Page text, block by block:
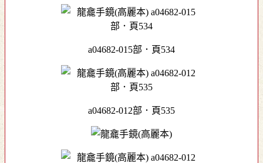
a04682-015部．頁534
a04682-012部．頁535